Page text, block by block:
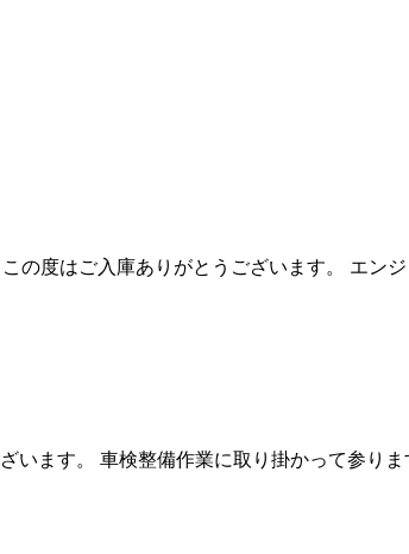
はご入庫ありがとうございます。 エンジ
ます。 車検整備作業に取り掛かって参り